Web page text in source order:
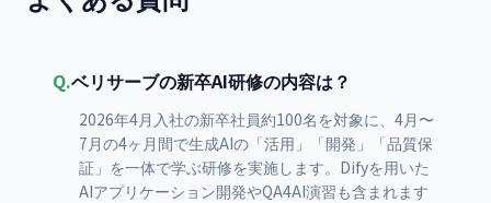
Q.ベリサーブの新卒AI研修の内容は？
2026年4月入社の新卒社員約100名を対象に、4月〜
7月の4ヶ月間で生成AIの「活用」「開発」「品質保
証」を一体で学ぶ研修を実施します。Difyを用いた
AIアプリケーション開発やQA4AI演習も含まれます